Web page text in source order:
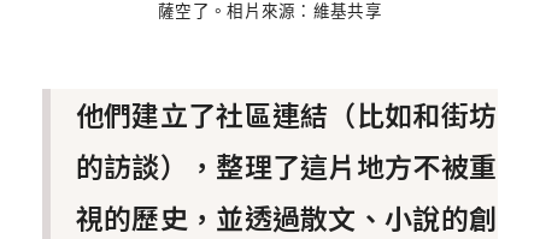
薩空了。相片來源：維基共享
他們建立了社區連結（比如和街坊
的訪談），整理了這片地方不被重
視的歷史，並透過散文、小說的創